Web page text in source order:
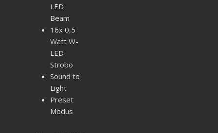
LED
Beam
16x 0,5
Watt W-
LED
Strobo
Sound to
Light
Preset
Modus